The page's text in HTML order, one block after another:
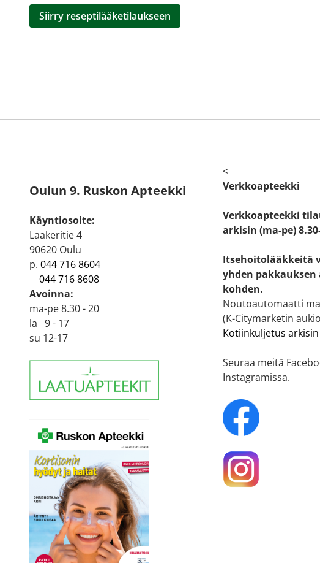
Siirry reseptilääketilaukseen
Oulun 9. Ruskon Apteekki
Käyntiosoite:
Laakeritie 4
90620 Oulu
p. 044 716 8604
044 716 8608
Avoinna:
ma-pe 8.30 - 20
la 9 - 17
su 12-17
<
Verkkoapteekki
Verkkoapteekki
arkisin (ma-pe)
Itsehoitolääkkeitä
yhden pakkauksen
kohden.
Noutoautomaatti
(K-Citymarketin
Kotiinkuljetus arkisin
Seuraa meitä
Instagramissa.